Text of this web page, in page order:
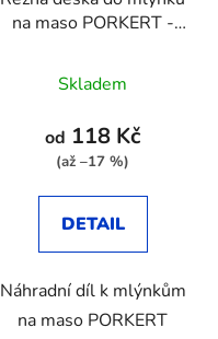
na maso PORKERT -
hodnocení
produktu
je
z
Skladem
od 118 Kč
(až –17 %)
DETAIL
Náhradní díl k mlýnkům
na maso PORKERT